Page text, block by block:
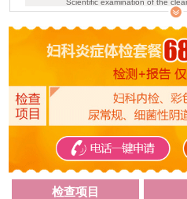
Scientific examination of the
检查项目